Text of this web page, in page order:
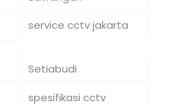
service cctv jakarta
Setiabudi
spesifikasi cctv